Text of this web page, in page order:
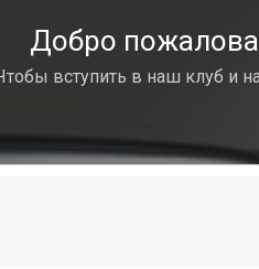
Добро
вступить в наш клуб и